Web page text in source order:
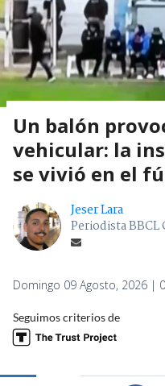
Un balón
vehicular: la
se vivió en el
Jeser Lara
Periodista
Domingo 09 Agosto, 2026 |
Seguimos criterios de